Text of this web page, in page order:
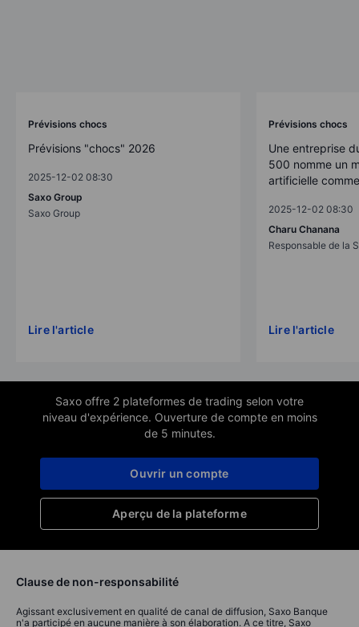
Prévisions chocs
Prévisions "chocs" 2026
2025-12-02 08:30
Saxo Group
Saxo Group
Lire l'article
Prévisions chocs
Une entreprise
500 nomme un
artificielle
2025-12-02 08:30
Charu Chanana
Responsable de la
Lire l'article
Saxo offre 2 plateformes de trading selon votre
niveau d'expérience. Ouverture de compte en moins
de 5 minutes.
Aperçu de la plateforme
Ouvrir un compte
Clause de non-responsabilité
Agissant exclusivement en qualité de canal de diffusion, Saxo Banque
n'a participé en aucune manière à son élaboration. A ce titre, Saxo